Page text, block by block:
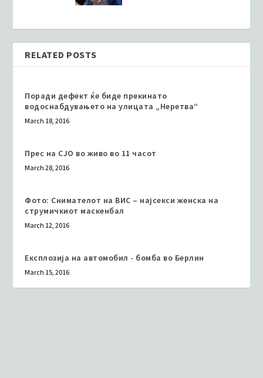
RELATED POSTS
Поради дефект ќе биде прекинато
водоснабдувањето на улицата „Неретва“
March 18, 2016
Прес на СЈО во живо во 11 часот
March 28, 2016
Фото: Снимателот на ВИС – најсекси женска на
струмичкиот маскенбал
March 12, 2016
Експлозија на автомобил - бомба во Берлин
March 15, 2016